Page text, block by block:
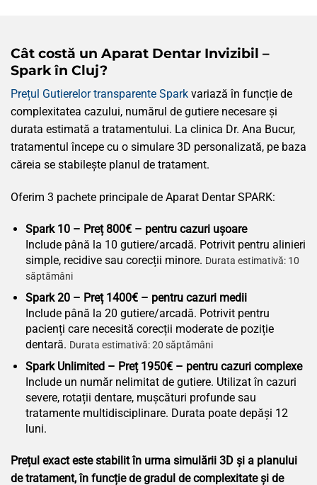
Cât costă un Aparat Dentar Invizibil –
Spark în Cluj?
Prețul Gutierelor transparente Spark variază în funcție de
complexitatea cazului, numărul de gutiere necesare și
durata estimată a tratamentului. La clinica Dr. Ana Bucur,
tratamentul începe cu o simulare 3D personalizată, pe baza
căreia se stabilește planul de tratament.
Oferim 3 pachete principale de Aparat Dentar SPARK:
Spark 10 – Preț 800€ – pentru cazuri ușoare
Include până la 10 gutiere/arcadă. Potrivit pentru alinieri
simple, recidive sau corecții minore. Durata estimativă: 10
săptămâni
Spark 20 – Preț 1400€ – pentru cazuri medii
Include până la 20 gutiere/arcadă. Potrivit pentru
pacienți care necesită corecții moderate de poziție
dentară. Durata estimativă: 20 săptămâni
Spark Unlimited – Preț 1950€ – pentru cazuri complexe
Include un număr nelimitat de gutiere. Utilizat în cazuri
severe, rotații dentare, mușcături profunde sau
tratamente multidisciplinare. Durata poate depăși 12
luni.
Prețul exact este stabilit în urma simulării 3D și a planului
de tratament, în funcție de gradul de complexitate și de